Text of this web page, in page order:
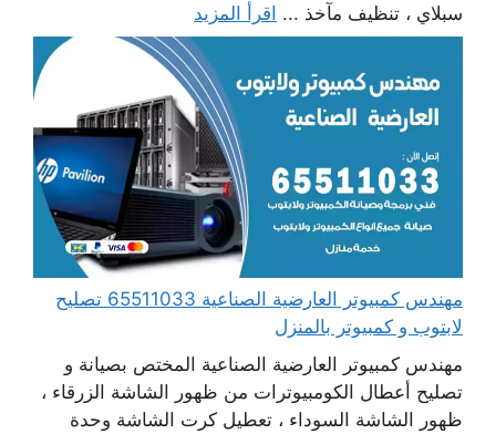
سبلاي ، تنظيف مآخذ ... اقرأ المزيد
مهندس كمبيوتر العارضية الصناعية 65511033 تصليح
لابتوب و كمبيوتر بالمنزل
مهندس كمبيوتر العارضية الصناعية المختص بصيانة و
تصليح أعطال الكومبيوترات من ظهور الشاشة الزرقاء ،
ظهور الشاشة السوداء ، تعطيل كرت الشاشة وحدة